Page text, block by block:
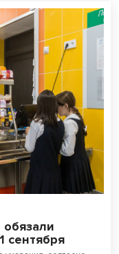
сентября